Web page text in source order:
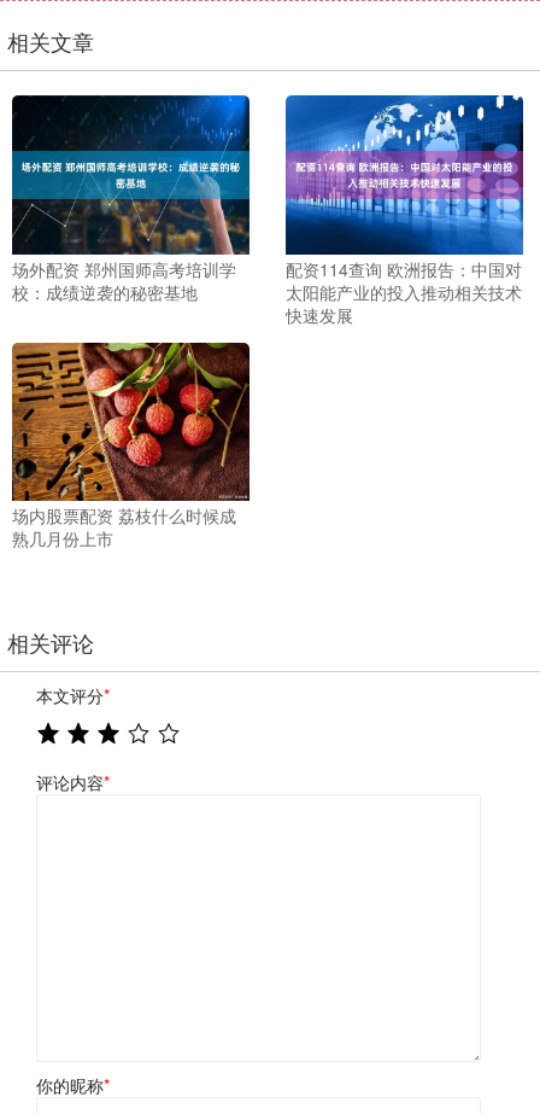
相关文章
场外配资 郑州国师高考培训学
校：成绩逆袭的秘密基地
配资114查询 欧洲报告：中国对
太阳能产业的投入推动相关技术
快速发展
场内股票配资 荔枝什么时候成
熟几月份上市
相关评论
本文评分*
评论内容*
你的昵称*